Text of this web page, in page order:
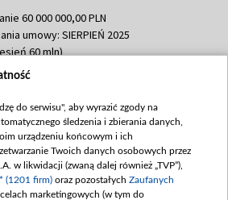
60 000 000,00 PLN
umowy: SIERPIEŃ 2025
60 mln)
635 783 051,21 PLN
100 mln, październik 350
265 mln)
48 862 000,00 PLN
umowy: GRUDZIEŃ 2025
60,548 mln)
do serwisu", aby wyrazić zgody na
śledzenia i zbierania danych,
urządzeniu końcowym i ich
Twoich danych osobowych przez
w likwidacji (zwaną dalej również „TVP”),
(1201 firm) oraz pozostałych Zaufanych
celach marketingowych (w tym do